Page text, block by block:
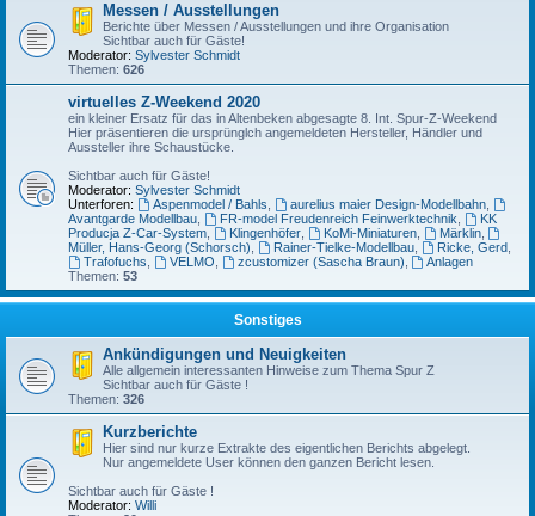
Messen / Ausstellungen
Berichte über Messen / Ausstellungen und ihre Organisation
Sichtbar auch für Gäste!
Moderator: Sylvester Schmidt
Themen: 626
virtuelles Z-Weekend 2020
ein kleiner Ersatz für das in Altenbeken abgesagte 8. Int. Spur-Z-Weekend
Hier präsentieren die ursprünglch angemeldeten Hersteller, Händler und
Aussteller ihre Schaustücke.
Sichtbar auch für Gäste!
Moderator: Sylvester Schmidt
Unterforen:
Aspenmodel / Bahls aurelius maier Design-Modellbahn,
Avantgarde Modellbau
FR-model Freudenreich Feinwerktechnik
KK
Producja Z-Car-System
Klingenhöfer, KoMi-Miniaturen, Märklin,
Müller, Hans-Georg (Schorsch)
Rainer-Tielke-Modellbau, Ricke, Gerd,
Trafofuchs
VELMO zcustomizer (Sascha Braun)
Anlagen
Themen: 53
Sonstiges
Ankündigungen und Neuigkeiten
Alle allgemein interessanten Hinweise zum Thema Spur Z
Sichtbar auch für Gäste !
Themen: 326
Kurzberichte
Hier sind nur kurze Extrakte des eigentlichen Berichts abgelegt.
Nur angemeldete User können den ganzen Bericht lesen.
Sichtbar auch für Gäste !
Moderator: Willi